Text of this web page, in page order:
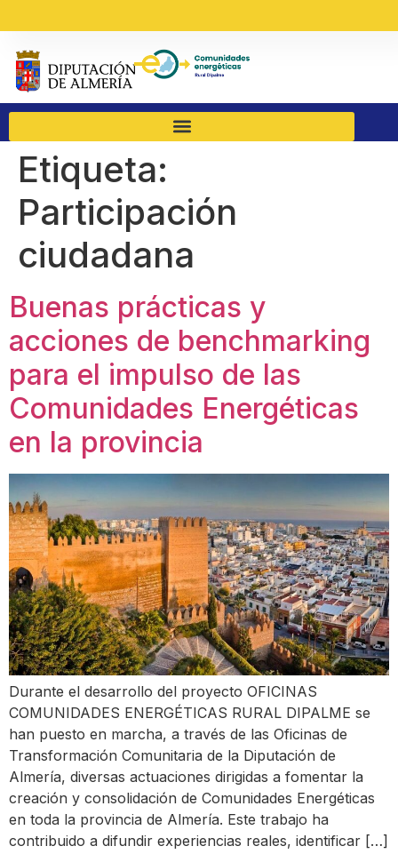
Etiqueta:
Participación
ciudadana
Buenas prácticas y
acciones de benchmarking
para el impulso de las
Comunidades Energéticas
en la provincia
Durante el desarrollo del proyecto OFICINAS
COMUNIDADES ENERGÉTICAS RURAL DIPALME se
han puesto en marcha, a través de las Oficinas de
Transformación Comunitaria de la Diputación de
Almería, diversas actuaciones dirigidas a fomentar la
creación y consolidación de Comunidades Energéticas
en toda la provincia de Almería. Este trabajo ha
contribuido a difundir experiencias reales, identificar […]